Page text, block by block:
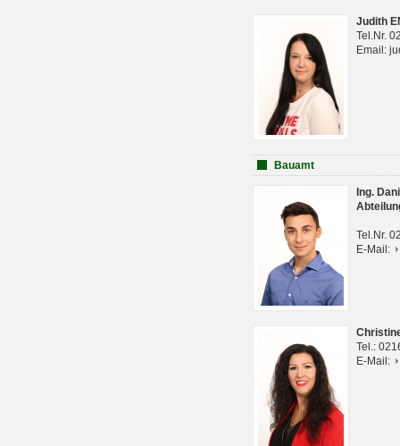
Judith
Tel.Nr.
Email:
Bauamt
Ing.
Tel.Nr.
E-Mail:
Tel.:
E-Mail: